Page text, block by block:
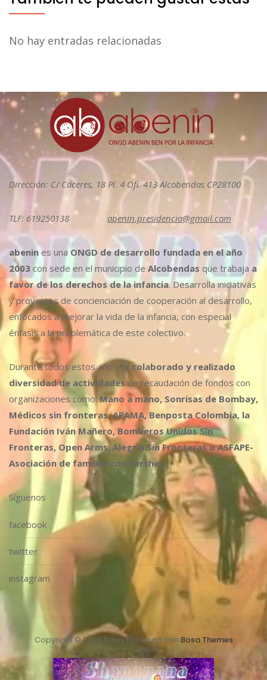
No hay entradas relacionadas
Dirección: C/ Cáceres, 18 Pl. 4 Ofi. 413 Alcobendas CP28100
TLF: 619250138 abenin.presidencia@gmail.com
abenin es una ONGD de desarrollo fundada en el año
2003 con sede en el municipio de Alcobendas que trabaja a
favor de los derechos de la infancia. Desarrolla iniciativas
y proyectos de concienciación de cooperación al desarrollo,
enfocados a mejorar la vida de la infancia, con especial
énfasis a la problemática de este colectivo.
Durante todos estos años ha colaborado y realizado
diversidad de actividadesde recaudación de fondos con
organizaciones como:Mano a mano, Sonrisas de Bombay,
Médicos sin fronteras, APAMA, Benposta Colombia, la
Fundación Iván Mañero, Bomberos Unidos Sin
Fronteras, Open Arms, Alegría Sin Fronteras o ASFAPE-
Asociación de familias con Perthes.
Síguenos
facebook
twitter
instagram
Copyright © 2026 Bosa. Funciona con Bosa Themes